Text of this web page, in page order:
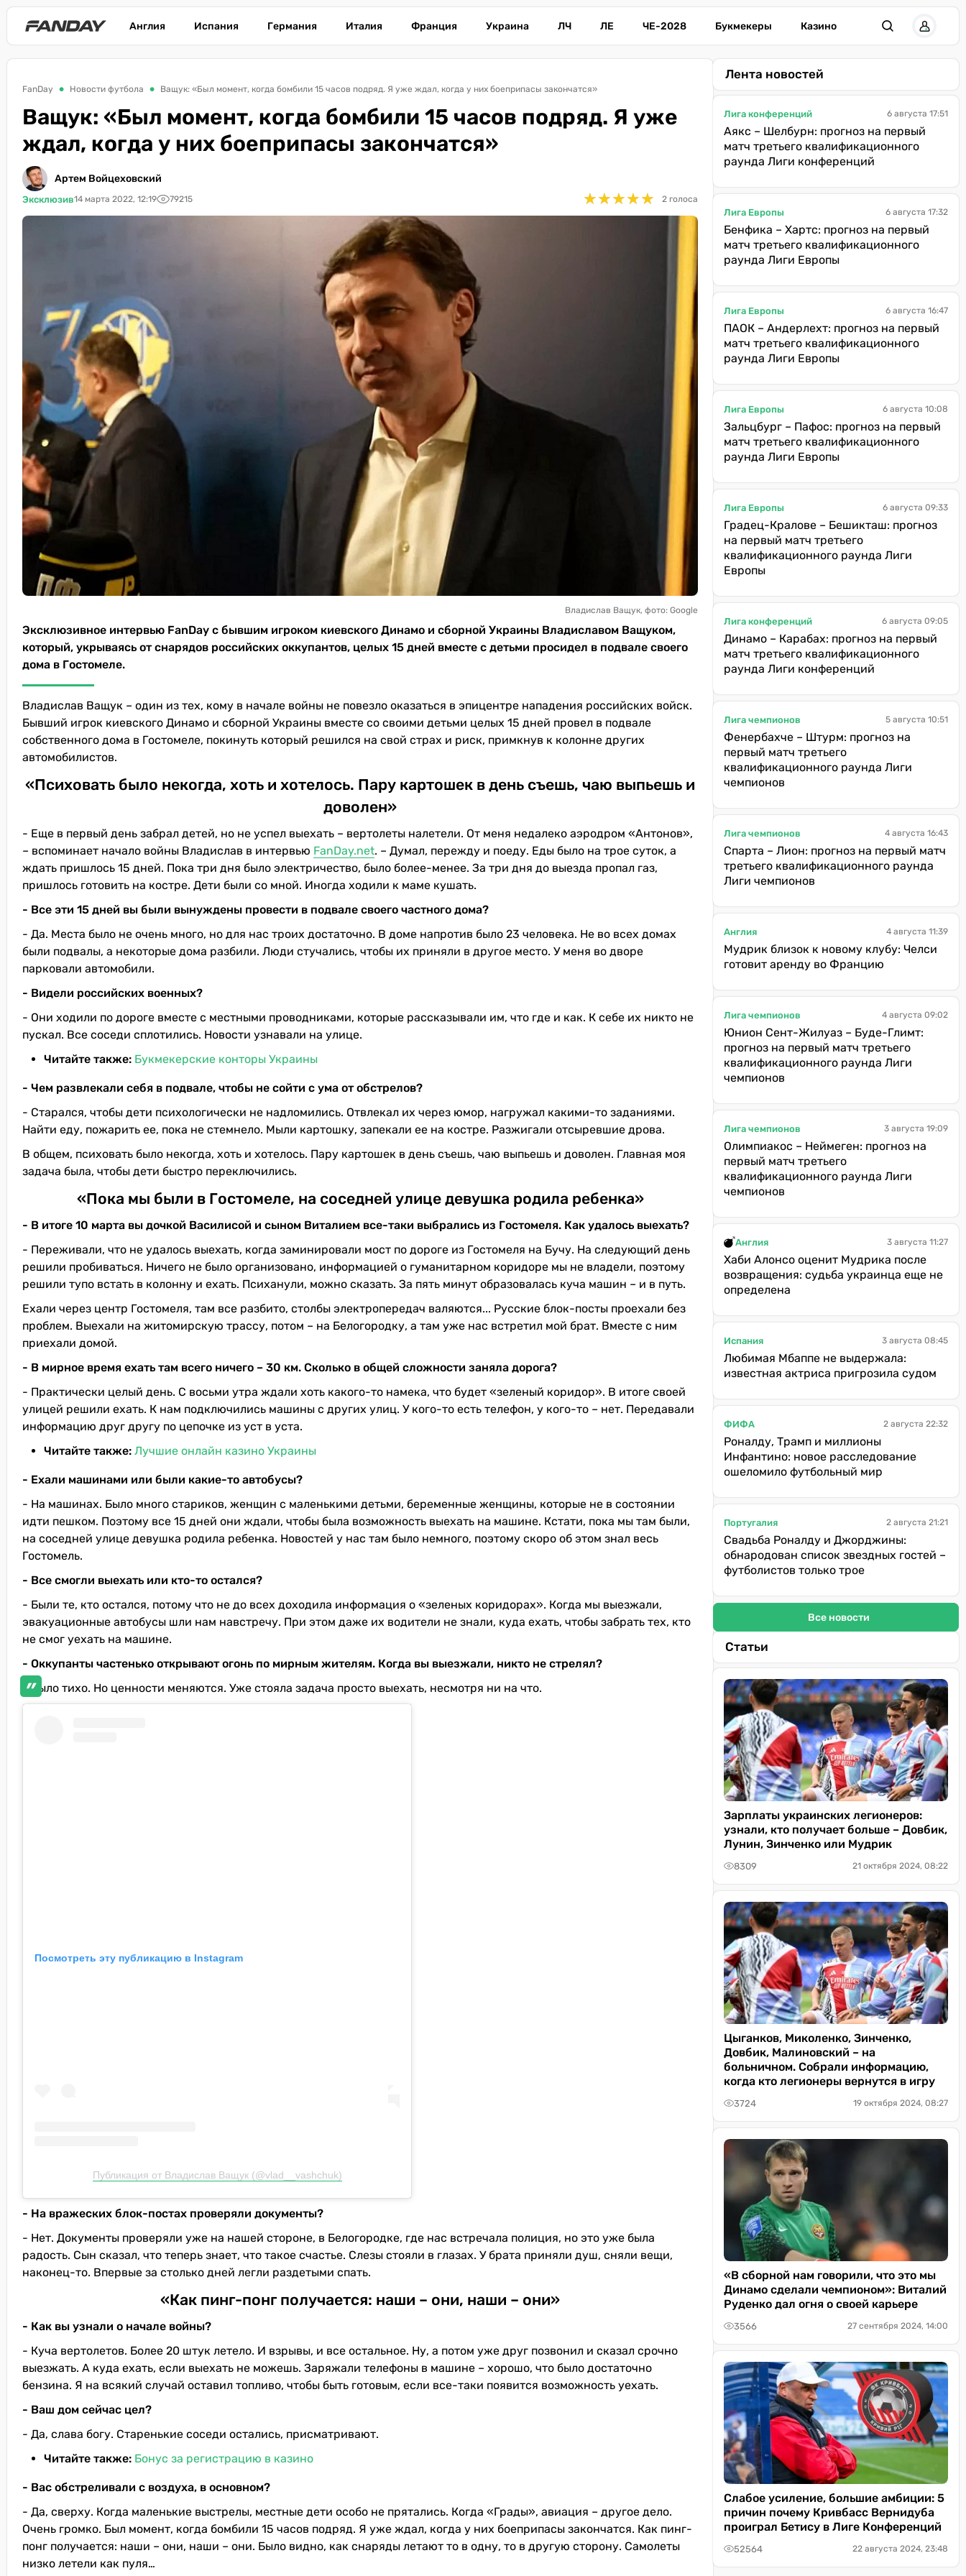
Англия Испания Германия Италия Франция Украина ЛЧ ЛЕ ЧЕ-2028 Букмекеры Казино
FanDay Новости футбола Ващук: «Был момент, когда бомбили 15 часов подряд. Я уже ждал, когда у них боеприпасы закончатся»
Ващук: «Был момент, когда бомбили 15 часов подряд. Я уже
ждал, когда у них боеприпасы закончатся»
Артем Войцеховский
Эксклюзив14 марта 2022, 12:19 79215 ★★★★★
★★★★★ 2 голоса
Владислав Ващук, фото: Google
Эксклюзивное интервью FanDay с бывшим игроком киевского Динамо и сборной Украины Владиславом Ващуком,
который, укрываясь от снарядов российских оккупантов, целых 15 дней вместе с детьми просидел в подвале своего
дома в Гостомеле.
Владислав Ващук – один из тех, кому в начале войны не повезло оказаться в эпицентре нападения российских войск.
Бывший игрок киевского Динамо и сборной Украины вместе со своими детьми целых 15 дней провел в подвале
собственного дома в Гостомеле, покинуть который решился на свой страх и риск, примкнув к колонне других
автомобилистов.
«Психовать было некогда, хоть и хотелось. Пару картошек в день съешь, чаю выпьешь и
доволен»
- Еще в первый день забрал детей, но не успел выехать – вертолеты налетели. От меня недалеко аэродром «Антонов»,
– вспоминает начало войны Владислав в интервью FanDay.net. – Думал, пережду и поеду. Еды было на трое суток, а
ждать пришлось 15 дней. Пока три дня было электричество, было более-менее. За три дня до выезда пропал газ,
пришлось готовить на костре. Дети были со мной. Иногда ходили к маме кушать.
- Все эти 15 дней вы были вынуждены провести в подвале своего частного дома?
- Да. Места было не очень много, но для нас троих достаточно. В доме напротив было 23 человека. Не во всех домах
были подвалы, а некоторые дома разбили. Люди стучались, чтобы их приняли в другое место. У меня во дворе
парковали автомобили.
- Видели российских военных?
- Они ходили по дороге вместе с местными проводниками, которые рассказывали им, что где и как. К себе их никто не
пускал. Все соседи сплотились. Новости узнавали на улице.
Читайте также: Букмекерские конторы Украины
- Чем развлекали себя в подвале, чтобы не сойти с ума от обстрелов?
- Старался, чтобы дети психологически не надломились. Отвлекал их через юмор, нагружал какими-то заданиями.
Найти еду, пожарить ее, пока не стемнело. Мыли картошку, запекали ее на костре. Разжигали отсыревшие дрова.
В общем, психовать было некогда, хоть и хотелось. Пару картошек в день съешь, чаю выпьешь и доволен. Главная моя
задача была, чтобы дети быстро переключились.
«Пока мы были в Гостомеле, на соседней улице девушка родила ребенка»
- В итоге 10 марта вы дочкой Василисой и сыном Виталием все-таки выбрались из Гостомеля. Как удалось выехать?
- Переживали, что не удалось выехать, когда заминировали мост по дороге из Гостомеля на Бучу. На следующий день
решили пробиваться. Ничего не было организовано, информацией о гуманитарном коридоре мы не владели, поэтому
решили тупо встать в колонну и ехать. Психанули, можно сказать. За пять минут образовалась куча машин – и в путь.
Ехали через центр Гостомеля, там все разбито, столбы электропередач валяются... Русские блок-посты проехали без
проблем. Выехали на житомирскую трассу, потом – на Белогородку, а там уже нас встретил мой брат. Вместе с ним
приехали домой.
- В мирное время ехать там всего ничего – 30 км. Сколько в общей сложности заняла дорога?
- Практически целый день. С восьми утра ждали хоть какого-то намека, что будет «зеленый коридор». В итоге своей
улицей решили ехать. К нам подключились машины с других улиц. У кого-то есть телефон, у кого-то – нет. Передавали
информацию друг другу по цепочке из уст в уста.
Читайте также: Лучшие онлайн казино Украины
- Ехали машинами или были какие-то автобусы?
- На машинах. Было много стариков, женщин с маленькими детьми, беременные женщины, которые не в состоянии
идти пешком. Поэтому все 15 дней они ждали, чтобы была возможность выехать на машине. Кстати, пока мы там были,
на соседней улице девушка родила ребенка. Новостей у нас там было немного, поэтому скоро об этом знал весь
Гостомель.
- Все смогли выехать или кто-то остался?
- Были те, кто остался, потому что не до всех доходила информация о «зеленых коридорах». Когда мы выезжали,
эвакуационные автобусы шли нам навстречу. При этом даже их водители не знали, куда ехать, чтобы забрать тех, кто
не смог уехать на машине.
- Оккупанты частенько открывают огонь по мирным жителям. Когда вы выезжали, никто не стрелял?
- Было тихо. Но ценности меняются. Уже стояла задача просто выехать, несмотря ни на что.
Посмотреть эту публикацию в Instagram
Публикация от Владислав Ващук (@vlad__vashchuk)
- На вражеских блок-постах проверяли документы?
- Нет. Документы проверяли уже на нашей стороне, в Белогородке, где нас встречала полиция, но это уже была
радость. Сын сказал, что теперь знает, что такое счастье. Слезы стояли в глазах. У брата приняли душ, сняли вещи,
наконец-то. Впервые за столько дней легли раздетыми спать.
«Как пинг-понг получается: наши – они, наши – они»
- Как вы узнали о начале войны?
- Куча вертолетов. Более 20 штук летело. И взрывы, и все остальное. Ну, а потом уже друг позвонил и сказал срочно
выезжать. А куда ехать, если выехать не можешь. Заряжали телефоны в машине – хорошо, что было достаточно
бензина. Я на всякий случай оставил топливо, чтобы быть готовым, если все-таки появится возможность уехать.
- Ваш дом сейчас цел?
- Да, слава богу. Старенькие соседи остались, присматривают.
Читайте также: Бонус за регистрацию в казино
- Вас обстреливали с воздуха, в основном?
- Да, сверху. Когда маленькие выстрелы, местные дети особо не прятались. Когда «Грады», авиация – другое дело.
Очень громко. Был момент, когда бомбили 15 часов подряд. Я уже ждал, когда у них боеприпасы закончатся. Как пинг-
понг получается: наши – они, наши – они. Было видно, как снаряды летают то в одну, то в другую сторону. Самолеты
низко летели как пуля…
Лента новостей
Лига конференций 6 августа 17:51
Аякс – Шелбурн: прогноз на первый
матч третьего квалификационного
раунда Лиги конференций
Лига Европы 6 августа 17:32
Бенфика – Хартс: прогноз на первый
матч третьего квалификационного
раунда Лиги Европы
Лига Европы 6 августа 16:47
ПАОК – Андерлехт: прогноз на первый
матч третьего квалификационного
раунда Лиги Европы
Лига Европы 6 августа 10:08
Зальцбург – Пафос: прогноз на первый
матч третьего квалификационного
раунда Лиги Европы
Лига Европы 6 августа 09:33
Градец-Кралове – Бешикташ: прогноз
на первый матч третьего
квалификационного раунда Лиги
Европы
Лига конференций 6 августа 09:05
Динамо – Карабах: прогноз на первый
матч третьего квалификационного
раунда Лиги конференций
Лига чемпионов 5 августа 10:51
Фенербахче – Штурм: прогноз на
первый матч третьего
квалификационного раунда Лиги
чемпионов
Лига чемпионов 4 августа 16:43
Спарта – Лион: прогноз на первый матч
третьего квалификационного раунда
Лиги чемпионов
Англия 4 августа 11:39
Мудрик близок к новому клубу: Челси
готовит аренду во Францию
Лига чемпионов 4 августа 09:02
Юнион Сент-Жилуаз – Буде-Глимт:
прогноз на первый матч третьего
квалификационного раунда Лиги
чемпионов
Лига чемпионов 3 августа 19:09
Олимпиакос – Неймеген: прогноз на
первый матч третьего
квалификационного раунда Лиги
чемпионов
Англия 3 августа 11:27
Хаби Алонсо оценит Мудрика после
возвращения: судьба украинца еще не
определена
Испания 3 августа 08:45
Любимая Мбаппе не выдержала:
известная актриса пригрозила судом
ФИФА 2 августа 22:32
Роналду, Трамп и миллионы
Инфантино: новое расследование
ошеломило футбольный мир
Португалия 2 августа 21:21
Свадьба Роналду и Джорджины:
обнародован список звездных гостей –
футболистов только трое
Все новости
Статьи
Зарплаты украинских легионеров:
узнали, кто получает больше – Довбик,
Лунин, Зинченко или Мудрик
8309 21 октября 2024, 08:22
Цыганков, Миколенко, Зинченко,
Довбик, Малиновский – на
больничном. Собрали информацию,
когда кто легионеры вернутся в игру
3724 19 октября 2024, 08:27
«В сборной нам говорили, что это мы
Динамо сделали чемпионом»: Виталий
Руденко дал огня о своей карьере
3566 27 сентября 2024, 14:00
Слабое усиление, большие амбиции: 5
причин почему Кривбасс Вернидуба
проиграл Бетису в Лиге Конференций
52564 22 августа 2024, 23:48